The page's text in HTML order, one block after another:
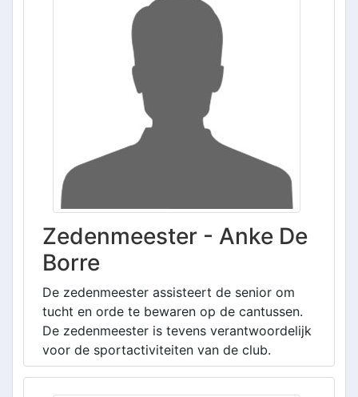
Zedenmeester - Anke De
Borre
De zedenmeester assisteert de senior om
tucht en orde te bewaren op de cantussen.
De zedenmeester is tevens verantwoordelijk
voor de sportactiviteiten van de club.